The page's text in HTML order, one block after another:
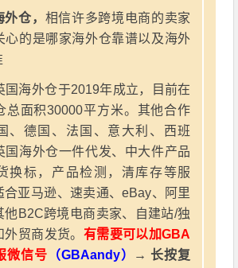
仓， 相信许多跨境电商的卖家
心的是哪家海外仓靠谱以及海外
国海外仓于2019年成立，目前在
总面积30000平方米。其他合作
、德国、法国、意大利、西班
国海外仓一件代发、中大件产品
换标，产品检测，清库存等服
合亚马逊、速卖通、eBay、阿里
他B2C跨境电商卖家、自建站/独
贸商发货。 有需要可以加GBA
微信号 （GBAandy） → 长按复